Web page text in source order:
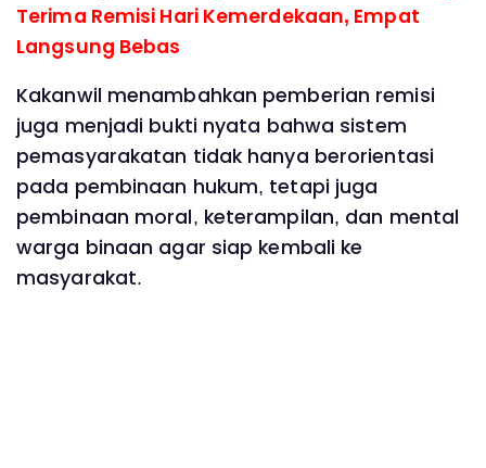
Terima Remisi Hari Kemerdekaan, Empat
Langsung Bebas
Kakanwil menambahkan pemberian remisi
juga menjadi bukti nyata bahwa sistem
pemasyarakatan tidak hanya berorientasi
pada pembinaan hukum, tetapi juga
pembinaan moral, keterampilan, dan mental
warga binaan agar siap kembali ke
masyarakat.